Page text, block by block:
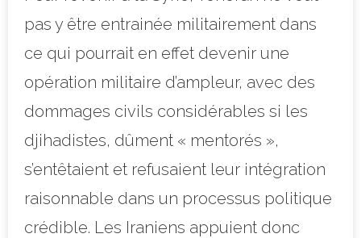
pas y être entrainée militairement dans
ce qui pourrait en effet devenir une
opération militaire d’ampleur, avec des
dommages civils considérables si les
djihadistes, dûment « mentorés »,
s’entêtaient et refusaient leur intégration
raisonnable dans un processus politique
crédible. Les Iraniens appuient donc